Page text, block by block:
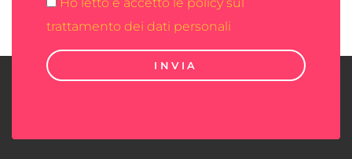
trattamento dei dati personali
INVIA